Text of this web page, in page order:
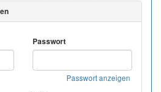
Passwort
Passwort anzeigen